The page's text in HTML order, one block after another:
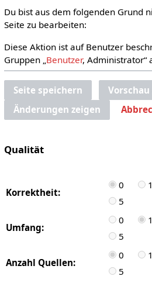
Du bist aus dem folgenden Grund
Seite zu bearbeiten:
Diese Aktion ist auf Benutzer
Gruppen „ Benutzer, Administrator“
Seite speichern
Vorschau
Änderungen zeigen
Qualität
Korrektheit:
0 1
5
Umfang:
0 1
5
Anzahl Quellen:
0 1
5